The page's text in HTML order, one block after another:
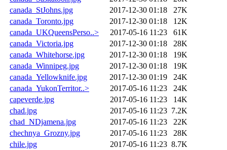
canada_StJohns.jpg
2017-12-30 01:18
27K
canada_Toronto.jpg
2017-12-30 01:18
12K
canada_UKQueensPerso..>
2017-05-16 11:23
61K
canada_Victoria.jpg
2017-12-30 01:18
28K
canada_Whitehorse.jpg
2017-12-30 01:18
19K
canada_Winnipeg.jpg
2017-12-30 01:18
19K
canada_Yellowknife.jpg
2017-12-30 01:19
24K
canada_YukonTerritor..>
2017-05-16 11:23
24K
capeverde.jpg
2017-05-16 11:23
14K
chad.jpg
2017-05-16 11:23 7.2K
chad_NDjamena.jpg
2017-05-16 11:23
22K
chechnya_Grozny.jpg
2017-05-16 11:23
28K
chile.jpg
2017-05-16 11:23 8.7K